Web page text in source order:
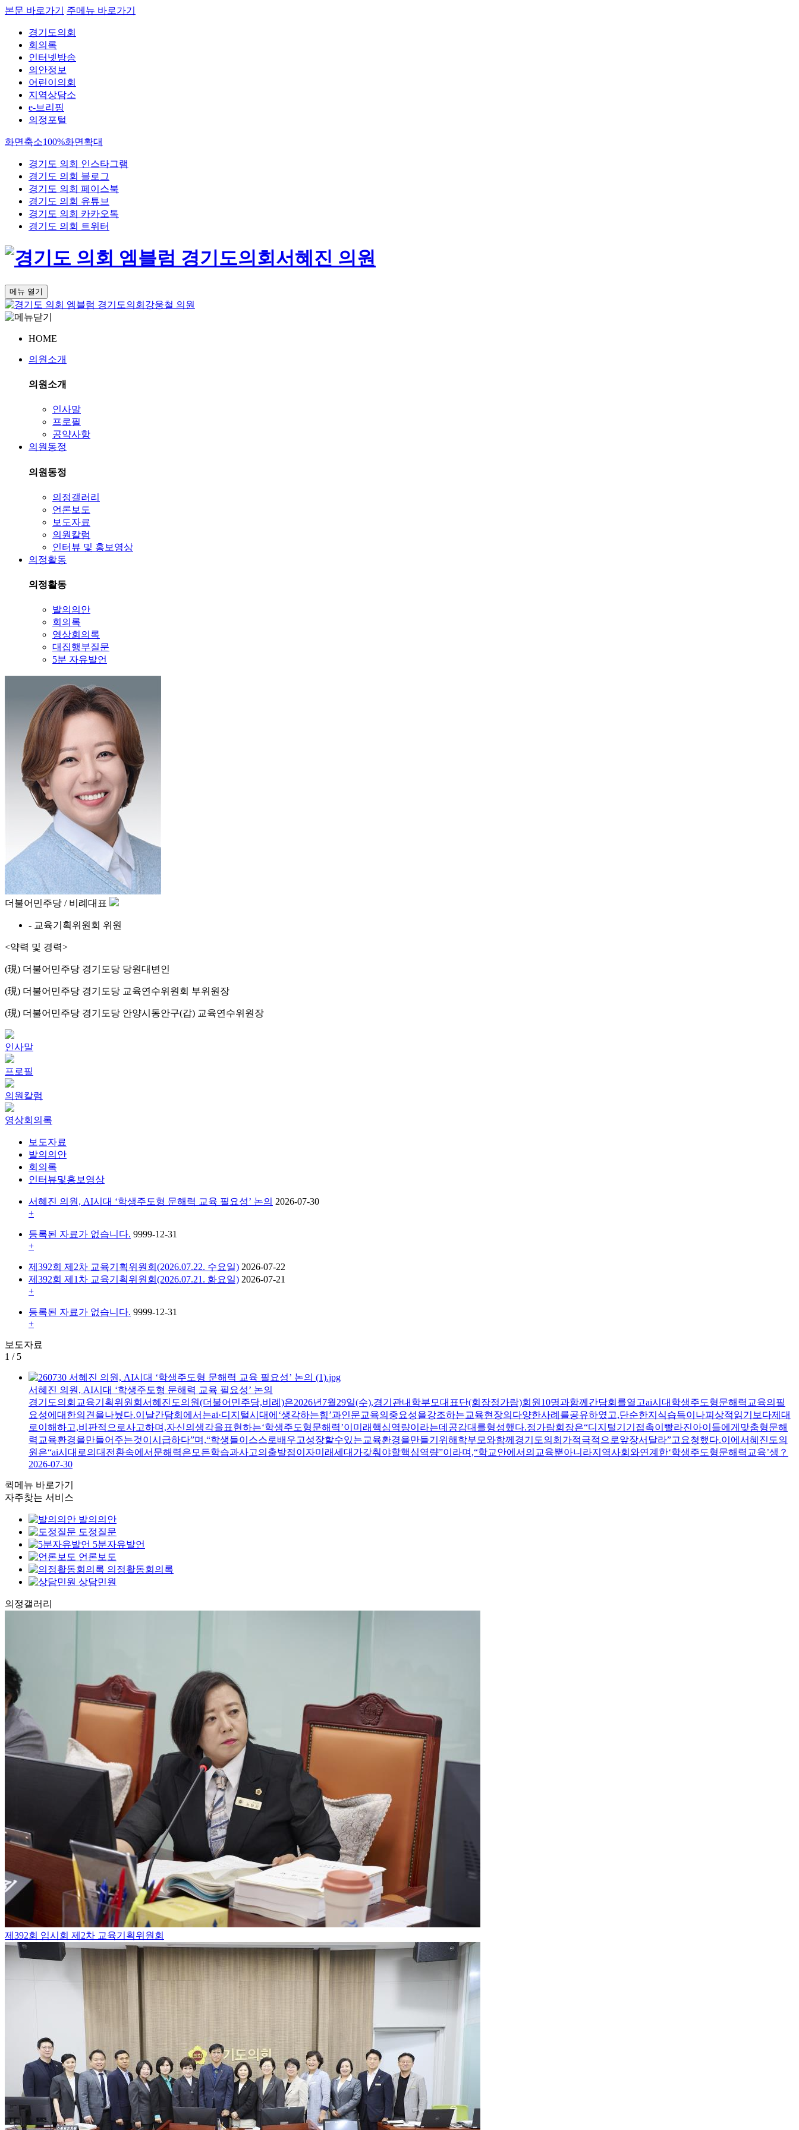
본문 바로가기 주메뉴 바로가기
경기도의회
회의록
인터넷방송
의안정보
어린이의회
지역상담소
e-브리핑
의정포털
화면축소100%화면확대
경기도 의회 인스타그램
경기도 의회 블로그
경기도 의회 페이스북
경기도 의회 유튜브
경기도 의회 카카오톡
경기도 의회 트위터
경기도의회서혜진 의원
메뉴 열기
경기도의회 강웅철 의원
HOME
의원소개
의원소개
인사말
프로필
공약사항
의원동정
의원동정
의정갤러리
언론보도
보도자료
의원칼럼
인터뷰 및 홍보영상
의정활동
의정활동
발의의안
회의록
영상회의록
대집행부질문
5분 자유발언
더불어민주당 / 비례대표
- 교육기획위원회 위원
<약력 및 경력>
(現) 더불어민주당 경기도당 당원대변인
(現) 더불어민주당 경기도당 교육연수위원회 부위원장
(現) 더불어민주당 경기도당 안양시동안구(갑) 교육연수위원장
인사말
프로필
의원칼럼
영상회의록
보도자료
발의의안
회의록
인터뷰및홍보영상
서혜진 의원, AI시대 ‘학생주도형 문해력 교육 필요성’ 논의 2026-07-30
+
등록된 자료가 없습니다. 9999-12-31
+
제392회 제2차 교육기획위원회(2026.07.22. 수요일) 2026-07-22
제392회 제1차 교육기획위원회(2026.07.21. 화요일) 2026-07-21
+
등록된 자료가 없습니다. 9999-12-31
+
보도자료
1 / 5
서혜진 의원, AI시대 ‘학생주도형 문해력 교육 필요성’ 논의
경기도의회교육기획위원회서혜진도의원(더불어민주당,비례)은2026년7월29일(수),경기관내학부모대표단(회장정가람)회원10명과함께간담회를열고ai시대학생주도형문해력교육의필
요성에대한의견을나눴다.이날간담회에서는ai·디지털시대에‘생각하는힘’과인문교육의중요성을강조하는교육현장의다양한사례를공유하였고,단순한지식습득이나피상적읽기보다제대
로이해하고,비판적으로사고하며,자신의생각을표현하는‘학생주도형문해력’이미래핵심역량이라는데공감대를형성했다.정가람회장은“디지털기기접촉이빨라진아이들에게맞춤형문해
력교육환경을만들어주는것이시급하다”며,“학생들이스스로배우고성장할수있는교육환경을만들기위해학부모와함께경기도의회가적극적으로앞장서달라”고요청했다.이에서혜진도의
원은“ai시대로의대전환속에서문해력은모든학습과사고의출발점이자미래세대가갖춰야할핵심역량”이라며,“학교안에서의교육뿐아니라지역사회와연계한‘학생주도형문해력교육’생？
2026-07-30
퀵메뉴 바로가기
자주찾는 서비스
발의의안
도정질문
5분자유발언
언론보도
의정활동회의록
상담민원
의정갤러리
제392회 임시회 제2차 교육기획위원회